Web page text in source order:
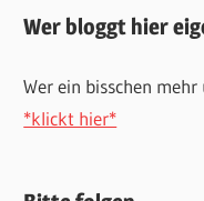
Wer bloggt hier
Wer ein bisschen
*klickt hier*